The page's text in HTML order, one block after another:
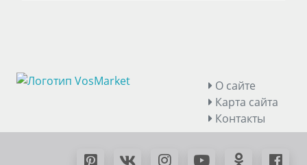
О сайте
Карта сайта
Контакты